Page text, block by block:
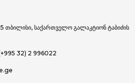
თბილისი, საქართველო გალაკტიონ ტაბიძის
32) 2 996022